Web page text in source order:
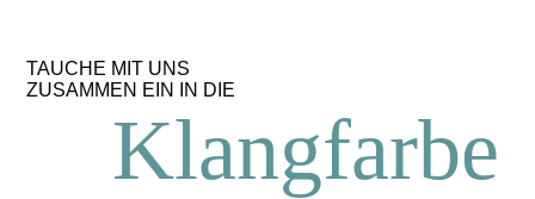
TAUCHE MIT UNS
ZUSAMMEN EIN IN DIE
Klangfarbe